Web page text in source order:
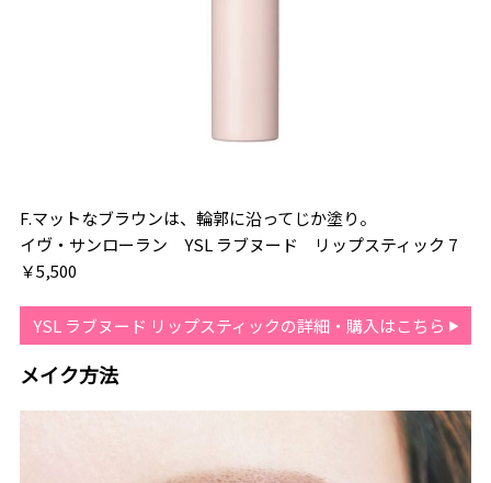
F.マットなブラウンは、輪郭に沿ってじか塗り。
イヴ・サンローラン YSL ラブヌード リップスティック 7
￥5,500
YSL ラブヌード リップスティックの詳細・購入はこちら
メイク方法